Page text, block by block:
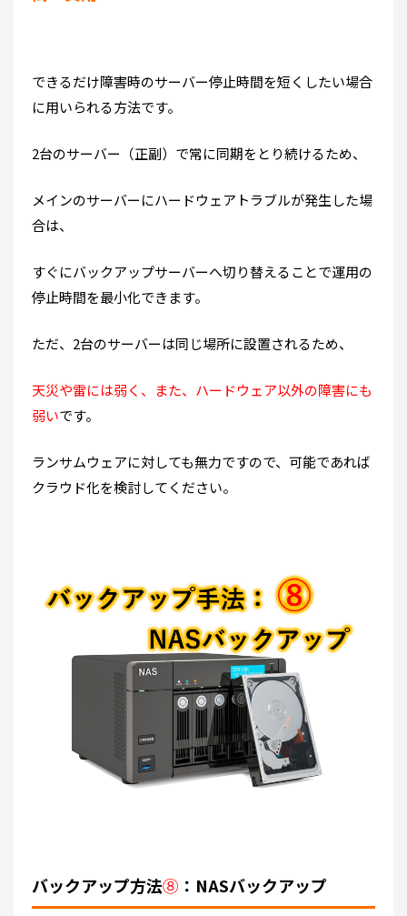
できるだけ障害時のサーバー停止時間を短くしたい場合
に用いられる方法です。
2台のサーバー（正副）で常に同期をとり続けるため、
メインのサーバーにハードウェアトラブルが発生した場
合は、
すぐにバックアップサーバーへ切り替えることで運用の
停止時間を最小化できます。
ただ、2台のサーバーは同じ場所に設置されるため、
天災や雷には弱く、また、ハードウェア以外の障害にも
弱いです。
ランサムウェアに対しても無力ですので、可能であれば
クラウド化を検討してください。
バックアップ方法⑧ ：NASバックアップ